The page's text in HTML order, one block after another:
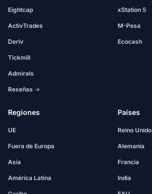
Eightcap
ActivTrades
Deriv
Tickmill
Admirals
Reseñas →
xStation 5
M-Pesa
Ecocash
Regiones
UE
Fuera de Europa
Asia
América Latina
Países
Reino Unido
Alemania
Francia
India